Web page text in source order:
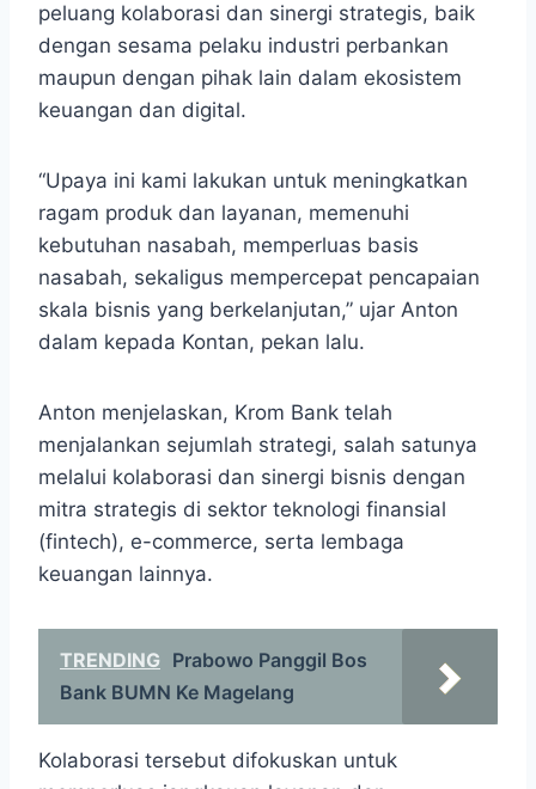
peluang kolaborasi dan sinergi strategis, baik
dengan sesama pelaku industri perbankan
maupun dengan pihak lain dalam ekosistem
keuangan dan digital.
“Upaya ini kami lakukan untuk meningkatkan
ragam produk dan layanan, memenuhi
kebutuhan nasabah, memperluas basis
nasabah, sekaligus mempercepat pencapaian
skala bisnis yang berkelanjutan,” ujar Anton
dalam kepada Kontan, pekan lalu.
Anton menjelaskan, Krom Bank telah
menjalankan sejumlah strategi, salah satunya
melalui kolaborasi dan sinergi bisnis dengan
mitra strategis di sektor teknologi finansial
(fintech), e-commerce, serta lembaga
keuangan lainnya.
TRENDING Prabowo Panggil Bos
Bank BUMN Ke Magelang
Kolaborasi tersebut difokuskan untuk